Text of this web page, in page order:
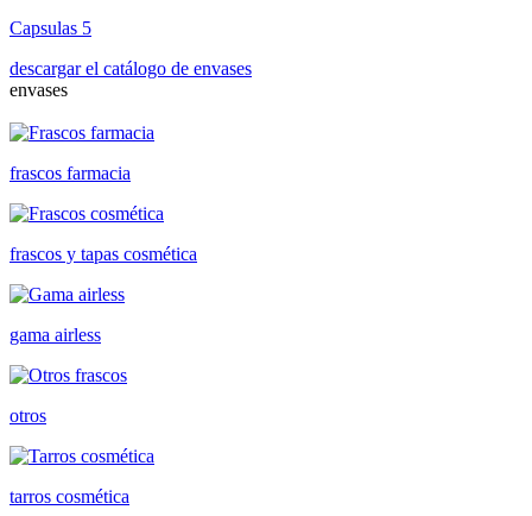
Capsulas 5
descargar el catálogo de envases
envases
frascos farmacia
frascos y tapas cosmética
gama airless
otros
tarros cosmética